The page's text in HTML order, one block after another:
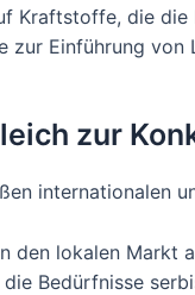
Kraftstoffe, die
zur Einführung
zur
internationalen
den lokalen Markt
Bedürfnisse